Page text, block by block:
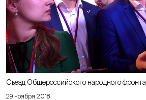
29 ноября 2018
Съезд Общероссийского народного фронта